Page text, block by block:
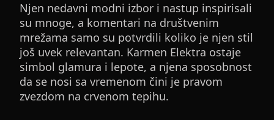
Njen nedavni modni izbor i nastup inspirisali
su mnoge, a komentari na društvenim
mrežama samo su potvrdili koliko je njen stil
još uvek relevantan. Karmen Elektra ostaje
simbol glamura i lepote, a njena sposobnost
da se nosi sa vremenom čini je pravom
zvezdom na crvenom tepihu.